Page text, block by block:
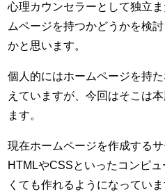
心理カウンセラーとして独立
ムページを持つかどうかを検
かと思います。
個人的にはホームページを持
えていますが、今回はそこは
ます。
現在ホームページを作成するサ
HTMLやCSSといったコンピ
くても作れるようになっていま